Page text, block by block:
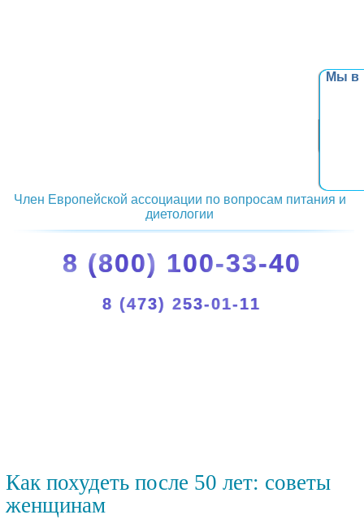
Мы в
Член Европейской ассоциации по вопросам питания и
диетологии
8 (800) 100-33-40
8 (473) 253-01-11
Как похудеть после 50 лет: советы
женщинам